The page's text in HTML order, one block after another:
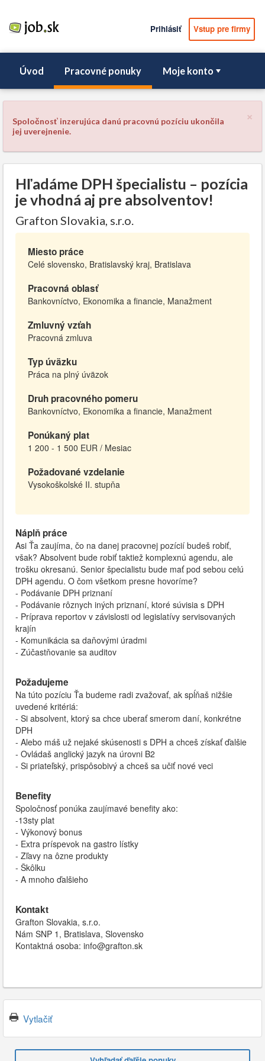
Prihlásiť Vstup pre firmy
Úvod Pracovné ponuky Moje konto
×
Spoločnosť inzerujúca danú pracovnú pozíciu ukončila
jej uverejnenie.
Hľadáme DPH špecialistu – pozícia
je vhodná aj pre absolventov!
Grafton Slovakia, s.r.o.
Miesto práce
Celé slovensko, Bratislavský kraj, Bratislava
Pracovná oblasť
Bankovníctvo, Ekonomika a financie, Manažment
Zmluvný vzťah
Pracovná zmluva
Typ úväzku
Práca na plný úväzok
Druh pracovného pomeru
Bankovníctvo, Ekonomika a financie, Manažment
Ponúkaný plat
1 200 - 1 500 EUR / Mesiac
Požadované vzdelanie
Vysokoškolské II. stupňa
Náplň práce
Asi Ťa zaujíma, čo na danej pracovnej pozícií budeš robiť,
však? Absolvent bude robiť taktiež komplexnú agendu, ale
trošku okresanú. Senior špecialistu bude mať pod sebou celú
DPH agendu. O čom všetkom presne hovoríme?
- Podávanie DPH priznaní
- Podávanie rôznych iných priznaní, ktoré súvisia s DPH
- Príprava reportov v závislosti od legislatívy servisovaných
krajín
- Komunikácia sa daňovými úradmi
- Zúčastňovanie sa auditov
Požadujeme
Na túto pozíciu Ťa budeme radi zvažovať, ak spĺňaš nižšie
uvedené kritériá:
- Si absolvent, ktorý sa chce uberať smerom daní, konkrétne
DPH
- Alebo máš už nejaké skúsenosti s DPH a chceš získať ďalšie
- Ovládaš anglický jazyk na úrovni B2
- Si priateľský, prispôsobivý a chceš sa učiť nové veci
Benefity
Spoločnosť ponúka zaujímavé benefity ako:
-13sty plat
- Výkonový bonus
- Extra príspevok na gastro lístky
- Zľavy na ôzne produkty
- Škôlku
- A mnoho ďalšieho
Kontakt
Grafton Slovakia, s.r.o.
Nám SNP 1, Bratislava, Slovensko
Kontaktná osoba: info@grafton.sk
Vytlačiť